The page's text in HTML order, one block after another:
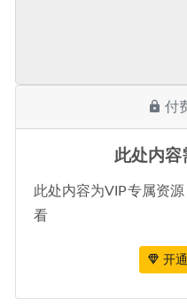
付
此处内容
此处内容为VIP专属资
看
开